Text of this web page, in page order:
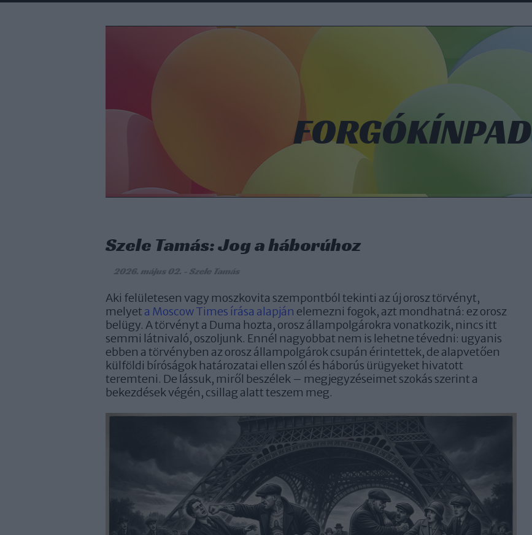
FORGÓKÍNPAD
Szele Tamás: Jog a háborúhoz
2026. május 02. Szele Tamás
Aki felületesen vagy moszkovita szempontból tekinti az új orosz törvényt,
melyet a Moscow Times írása alapján elemezni fogok, azt mondhatná: ez orosz
belügy. A törvényt a Duma hozta, orosz állampolgárokra vonatkozik, nincs itt
semmi látnivaló, oszoljunk. Ennél nagyobbat nem is lehetne tévedni: ugyanis
ebben a törvényben az orosz állampolgárok csupán érintettek, de alapvetően
külföldi bíróságok határozatai ellen szól és háborús ürügyeket hivatott
teremteni. De lássuk, miről beszélek – megjegyzéseimet szokás szerint a
bekezdések végén, csillag alatt teszem meg.